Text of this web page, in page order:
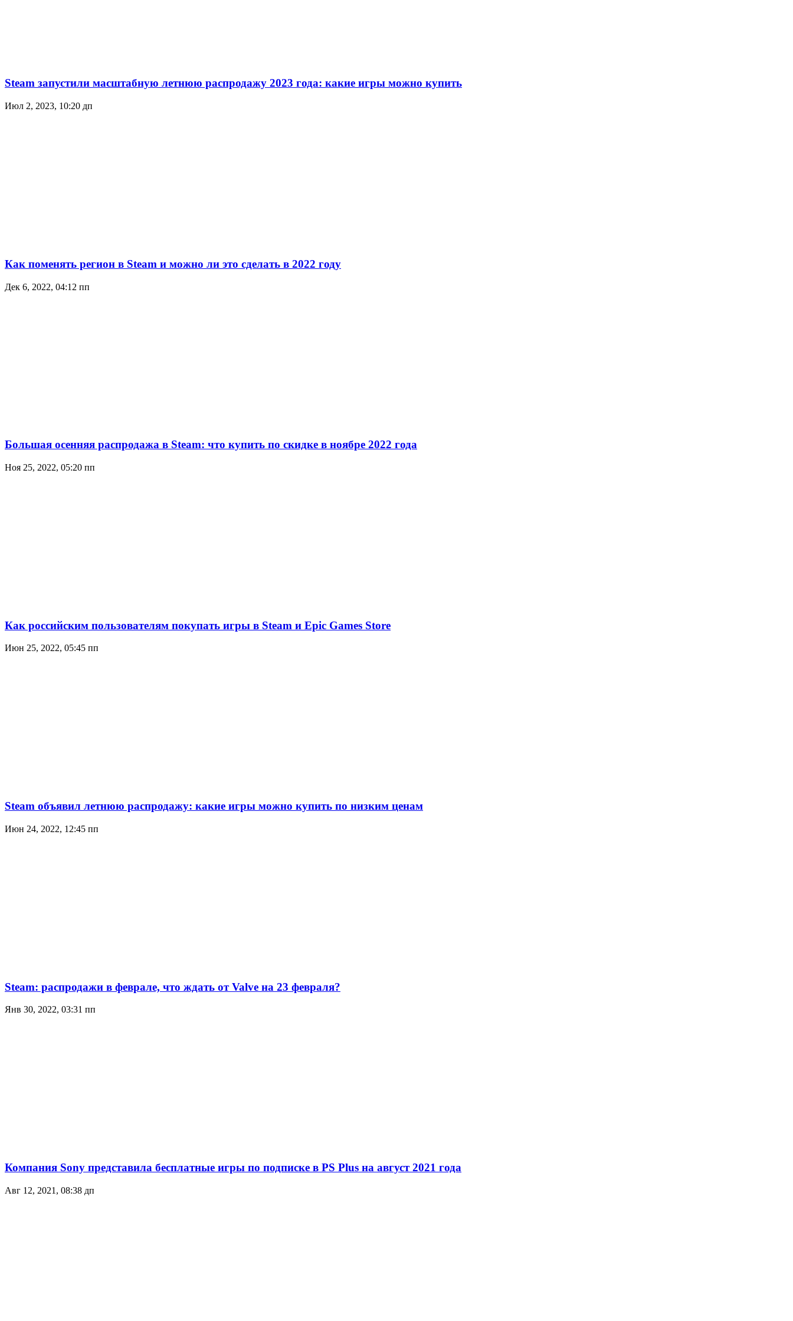
Steam запустили масштабную летнюю распродажу 2023 года: какие игры можно купить
Июл 2, 2023, 10:20 дп
Как поменять регион в Steam и можно ли это сделать в 2022 году
Дек 6, 2022, 04:12 пп
Большая осенняя распродажа в Steam: что купить по скидке в ноябре 2022 года
Ноя 25, 2022, 05:20 пп
Как российским пользователям покупать игры в Steam и Epic Games Store
Июн 25, 2022, 05:45 пп
Steam объявил летнюю распродажу: какие игры можно купить по низким ценам
Июн 24, 2022, 12:45 пп
Steam: распродажи в феврале, что ждать от Valve на 23 февраля?
Янв 30, 2022, 03:31 пп
Компания Sony представила бесплатные игры по подписке в PS Plus на август 2021 года
Авг 12, 2021, 08:38 дп